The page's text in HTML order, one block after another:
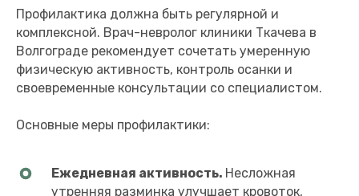
Профилактика должна быть регулярной и
комплексной. Врач-невролог клиники Ткачева в
Волгограде рекомендует сочетать умеренную
физическую активность, контроль осанки и
своевременные консультации со специалистом.
Основные меры профилактики:
Ежедневная активность. Несложная
утренняя разминка улучшает кровоток,